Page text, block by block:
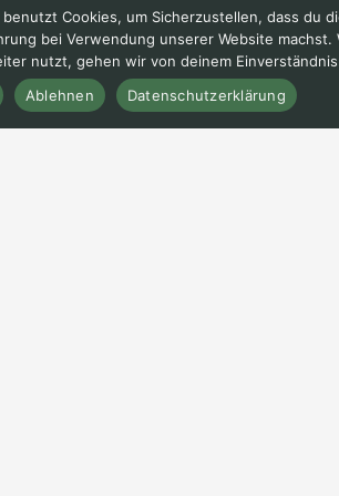
benutzt Cookies, um Sicherzustellen, dass du
bei Verwendung unserer Website machst.
nutzt, gehen wir von deinem
Ablehnen Datenschutzerklärung